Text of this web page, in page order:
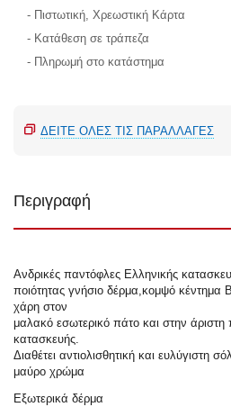
- Πιστωτική, Χρεωστική Κάρτα
- Κατάθεση σε τράπεζα
- Πληρωμή στο κατάστημα
ΔΕΊΤΕ ΌΛΕΣ ΤΙΣ ΠΑΡΑΛΛΑΓΈΣ
Περιγραφή
Ανδρικές παντόφλες Ελληνικής
ποιότητας γνήσιο δέρμα,κομψό κέντημα
χάρη στον
μαλακό εσωτερικό πάτο και στην άριστη
κατασκευής.
Διαθέτει αντιολισθητική και ευλύγιστη
μαύρο χρώμα
Εξωτερικά δέρμα